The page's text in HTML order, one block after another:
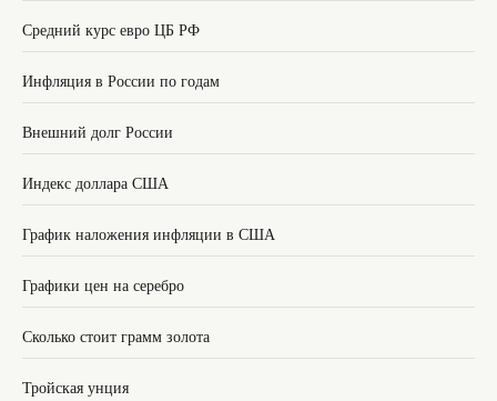
Средний курс евро ЦБ РФ
Инфляция в России по годам
Внешний долг России
Индекс доллара США
График наложения инфляции в США
Графики цен на серебро
Сколько стоит грамм золота
Тройская унция